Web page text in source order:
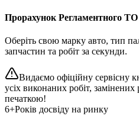
Прорахунок Регламентного ТО
Оберіть свою марку авто, тип
запчастин та робіт за секунди.
Видаємо офіційну сервісну
усіх виконаних робіт, замінених
печаткою!
6+Років досвіду на ринку